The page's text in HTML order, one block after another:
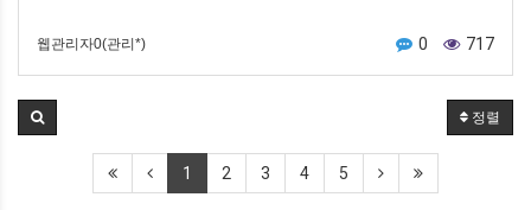
웹관리자0(관리*) 0 717
정렬
1 2 3 4 5